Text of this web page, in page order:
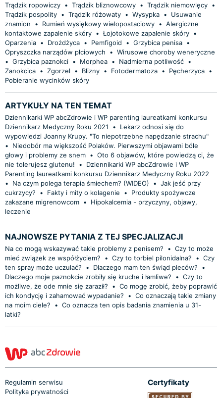
Trądzik ropowiczy • Trądzik bliznowcowy • Trądzik niemowlęcy •
Trądzik pospolity • Trądzik różowaty • Wysypka •
Usuwanie
znamion
• Rumień wysiękowy wielopostaciowy • Alergiczne
kontaktowe zapalenie skóry • Łojotokowe zapalenie skóry •
Oparzenia • Drożdżyca • Pemfigoid • Grzybica penisa •
Opryszczka narządów płciowych
• Wirusowe choroby weneryczne
• Grzybica paznokci • Morphea • Nadmierna potliwość •
Zanokcica • Zgorzel • Blizny • Fotodermatoza • Pęcherzyca •
Pobieranie wycinków skóry
ARTYKUŁY NA TEN TEMAT
Dziennikarki WP abcZdrowie i WP parenting laureatkami konkursu
Dziennikarz Medyczny Roku 2021
•
Lekarz odnosi się do
wypowiedzi Joanny Krupy. "To niepotrzebne napędzanie strachu"
•
Niedobór ma większość Polaków. Pierwszymi objawami bóle
głowy i problemy ze snem • Oto 6 objawów, które powiedzą ci, że
nie tolerujesz glutenu!
•
Dziennikarki WP abcZdrowie i WP
Parenting laureatkami konkursu Dziennikarz Medyczny Roku 2022
•
Na czym polega terapia śmiechem? (WIDEO) • Jak jeść przy
cukrzycy?
• Fakty i mity o kolagenie •
Produkty spożywcze
zakazane migrenowcom •
Hipokalcemia - przyczyny, objawy,
leczenie
NAJNOWSZE PYTANIA Z TEJ SPECJALIZACJI
Na co mogą wskazywać takie problemy z penisem? • Czy to może
mieć związek ze współżyciem?
• Czy to torbiel pilonidalna? • Czy
ten spray może uczulać?
• Dlaczego mam ten świąd pleców?
•
Dlaczego moje paznokcie zrobiły się kruche i łamliwe?
• Czy to
możliwe, że ode mnie się zaraził?
• Co mogę zrobić, żeby poprawić
ich kondycję i zahamować wypadanie?
• Co oznaczają takie zmiany
na moim ciele?
• Co oznacza ten opis badania znamienia u 31-
latki?
Regulamin serwisu
Polityka prywatności
Certyfikaty